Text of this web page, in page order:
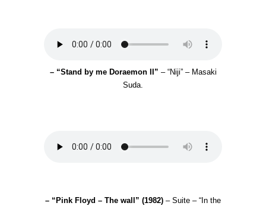
– “Stand by me Doraemon II” – “Niji” – Masaki
Suda.
– “Pink Floyd – The wall” (1982) – Suite – “In the